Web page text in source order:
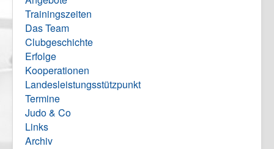
Formulare
Impressum
Trainingszeiten
Das Team
Clubgeschichte
Erfolge
Kooperationen
Landesleistungsstützpunkt
Termine
Judo & Co
Links
Archiv